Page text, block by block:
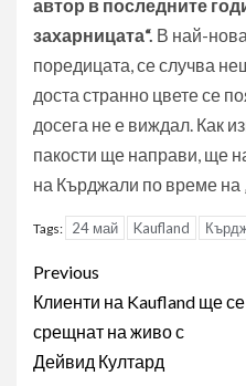
автор в последните
захарницата“. В най-
поредицата, се случва
доста странно цвете се
досега не е виждал. Как
пакости ще направи, ще
на Кърджали по време на
Tags: 24 май Kaufland
Post
navigation
Previous
Клиенти на Kaufland ще се
срещнат на живо с
Дейвид Култард